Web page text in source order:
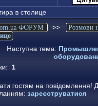
в столице
ФОРУМ >> Розмови
Наступна тема:
1
гостям на повідомлення!
зареєструватися